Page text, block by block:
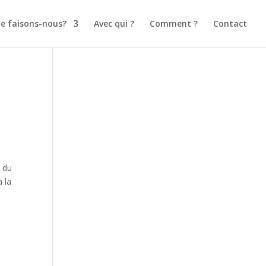
faisons-nous? Avec qui ? Comment ? Contact
la